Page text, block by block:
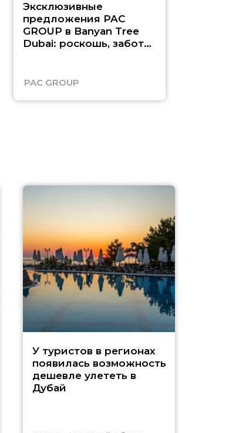
Эксклюзивные
предложения PAC
GROUP в Banyan Tree
Dubai: роскошь, забота
PAC GROUP
У туристов в регионах
появилась возможность
дешевле улететь в
Дубай